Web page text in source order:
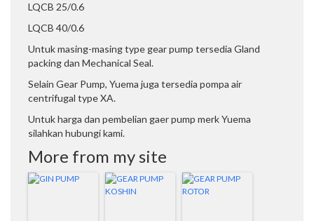
LQCB 25/0.6
LQCB 40/0.6
Untuk masing-masing type gear pump tersedia Gland
packing dan Mechanical Seal.
Selain Gear Pump, Yuema juga tersedia pompa air
centrifugal type XA.
Untuk harga dan pembelian gaer pump merk Yuema
silahkan hubungi kami.
More from my site